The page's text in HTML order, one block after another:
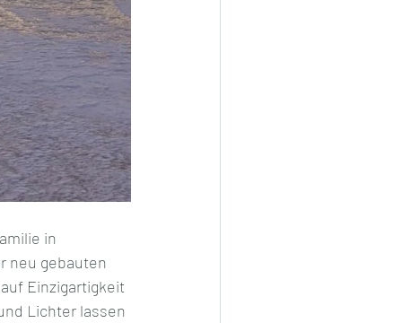
in
neu gebauten
Einzigartigkeit
Lichter lassen